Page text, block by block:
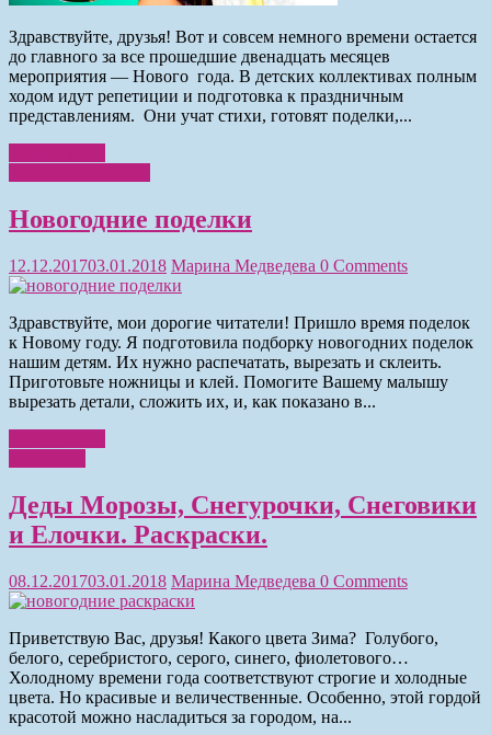
Здравствуйте, друзья! Вот и совсем немного времени остается
до главного за все прошедшие двенадцать месяцев
мероприятия — Нового года. В детских коллективах полным
ходом идут репетиции и подготовка к праздничным
представлениям. Они учат стихи, готовят поделки,...
Новогодние поделки
12.12.201703.01.2018 Марина Медведева 0 Comments
Здравствуйте, мои дорогие читатели! Пришло время поделок
к Новому году. Я подготовила подборку новогодних поделок
нашим детям. Их нужно распечатать, вырезать и склеить.
Приготовьте ножницы и клей. Помогите Вашему малышу
вырезать детали, сложить их, и, как показано в...
Деды Морозы, Снегурочки, Снеговики
и Елочки. Раскраски.
08.12.201703.01.2018 Марина Медведева 0 Comments
Приветствую Вас, друзья! Какого цвета Зима? Голубого,
белого, серебристого, серого, синего, фиолетового…
Холодному времени года соответствуют строгие и холодные
цвета. Но красивые и величественные. Особенно, этой гордой
красотой можно насладиться за городом, на...